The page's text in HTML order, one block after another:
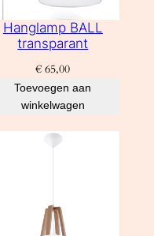
Hanglamp BALL
transparant
€ 65,00
Toevoegen aan
winkelwagen